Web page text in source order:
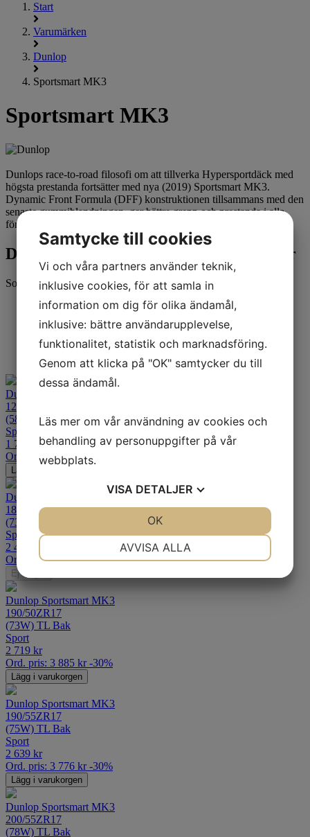
Start
Varumärken
Dunlop
Sportsmart MK3
Sportsmart MK3
Dunlops race-to-road filosofi om att tillverka Hypersportdäck med
högsta prestanda fortsätter med nya (2019) Sportsmart MK3.
Dynamic Front Formula (DFF) konstruktionen tillsammans med den
senaste gummiblandningen, ger bättre grepp och prestanda i alla
förhållanden.
Dunlop Sportsmart MK3 - Alla storlekar
Sortering
Standard
Senaste
Alfabetisk A-Ö
Billigast
Dyrast
Dunlop Sportsmart MK3
120/70ZR17
(58W) TL Fram
Sport
1 789
kr
Ord. pris:2 500kr -28%
Lägg i varukorgen
Dunlop Sportsmart MK3
180/55ZR17
(73W) TL Bak
Sport
2 419
Ord. pris:3 440kr -30%
Ej i lager
Dunlop Sportsmart MK3
190/50ZR17
(73W) TL Bak
Sport
2 719 kr
Ord. pris: 3 885 kr -30%
Lägg i varukorgen
Dunlop Sportsmart MK3
190/55ZR17
(75W) TL Bak
Sport
2 639 kr
Ord. pris: 3 776 kr -30%
Lägg i varukorgen
Dunlop Sportsmart MK3
200/55ZR17
(78W) TL Bak
Samtycke till cookies
Vi och våra partners använder teknik,
inklusive cookies, för att samla in
information om dig för olika ändamål,
inklusive: bättre användarupplevelse,
funktionalitet, statistik och marknadsföring.
Genom att klicka på "OK" samtycker du till
dessa ändamål.
Läs mer om vår användning av cookies och
behandling av personuppgifter på vår
webbplats.
VISA DETALJER
AVVISA ALLA
OK